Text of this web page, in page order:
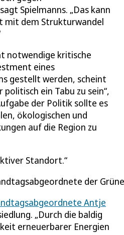
Spielmanns. „Das kann
mit dem Strukturwandel
notwendige kritische
eines
gestellt werden, scheint
politisch ein Tabu zu sein“,
der Politik sollte es
ökologischen und
auf die Region zu
Standort.
der
Antje
„Durch die baldig
erneuerbarer Energien